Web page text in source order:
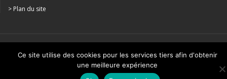
> Plan du site
CRÉATION : AGENCE STUDIO N°3
Ce site utilise des cookies pour les services tiers afin d'obtenir
une meilleure expérience